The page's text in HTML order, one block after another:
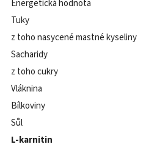
Energetická hodnota
Tuky
z toho nasycené mastné kyseliny
Sacharidy
z toho cukry
Vláknina
Bílkoviny
Sůl
L-karnitin